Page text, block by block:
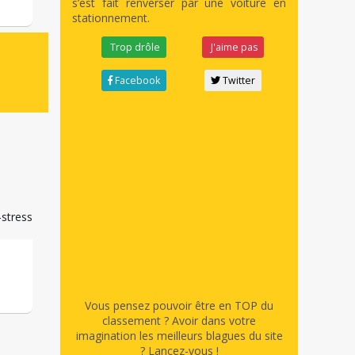
stationnement.
Trop drôle
Facebook
J'aime pas
Twitter
Vous pensez pouvoir être en TOP du
classement ? Avoir dans votre
imagination les meilleurs blagues du site
? Lancez-vous !